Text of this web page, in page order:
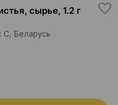
сырье, 1.2 г
С, Беларусь